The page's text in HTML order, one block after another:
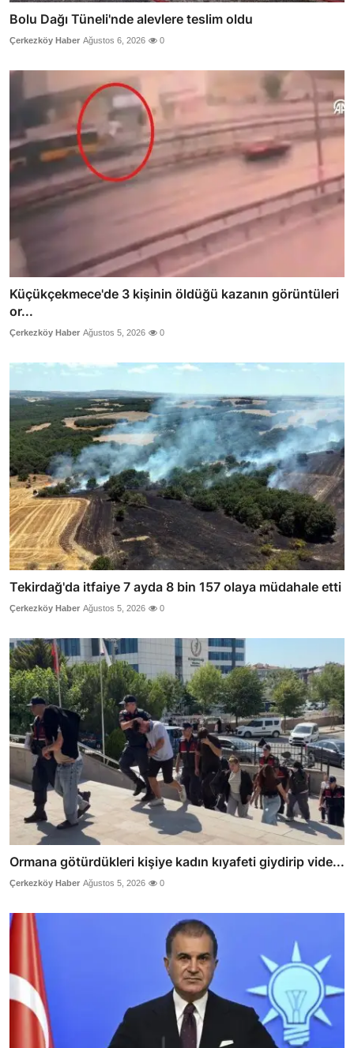
Bolu Dağı Tüneli'nde alevlere teslim oldu
Çerkezköy Haber Ağustos 6, 2026 0
Küçükçekmece'de 3 kişinin öldüğü kazanın görüntüleri
or...
Çerkezköy Haber Ağustos 5, 2026 0
Tekirdağ'da itfaiye 7 ayda 8 bin 157 olaya müdahale etti
Çerkezköy Haber Ağustos 5, 2026 0
Ormana götürdükleri kişiye kadın kıyafeti giydirip vide...
Çerkezköy Haber Ağustos 5, 2026 0